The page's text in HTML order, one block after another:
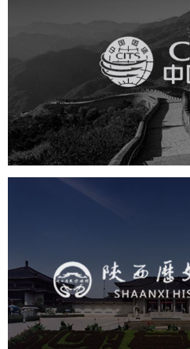
中国
旅游休闲 电商
文化艺术 博物馆 智慧
景区网